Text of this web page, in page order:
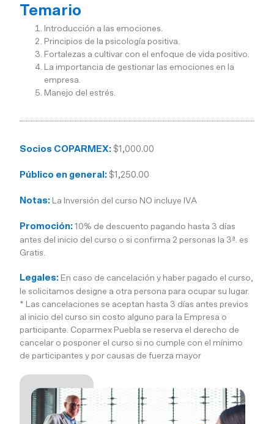
Temario
Introducción a las emociones.
Principios de la psicología positiva.
Fortalezas a cultivar con el enfoque de vida positivo.
La importancia de gestionar las emociones en la
empresa.
Manejo del estrés.
Socios COPARMEX: $1,000.00
Público en general: $1,250.00
Notas: La Inversión del curso NO incluye IVA
Promoción: 10% de descuento pagando hasta 3 días
antes del inicio del curso o si confirma 2 personas la 3ª. es
Gratis.
Legales: En caso de cancelación y haber pagado el curso,
le solicitamos designe a otra persona para ocupar su lugar.
* Las cancelaciones se aceptan hasta 3 días antes previos
al inicio del curso sin costo alguno para la Empresa o
participante. Coparmex Puebla se reserva el derecho de
cancelar o posponer el curso si no cumple con el mínimo
de participantes y por causas de fuerza mayor